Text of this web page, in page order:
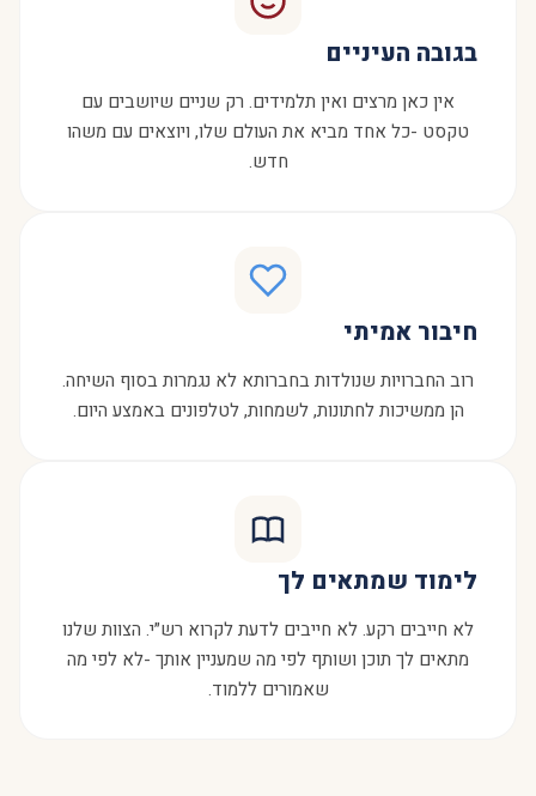
בגובה העיניים
אין כאן מרצים ואין תלמידים. רק שניים שיושבים עם
טקסט -כל אחד מביא את העולם שלו, ויוצאים עם משהו
חדש.
חיבור אמיתי
רוב החברויות שנולדות בחברותא לא נגמרות בסוף השיחה.
הן ממשיכות לחתונות, לשמחות, לטלפונים באמצע היום.
לימוד שמתאים לך
לא חייבים רקע. לא חייבים לדעת לקרוא רש״י. הצוות שלנו
מתאים לך תוכן ושותף לפי מה שמעניין אותך -לא לפי מה
שאמורים ללמוד.